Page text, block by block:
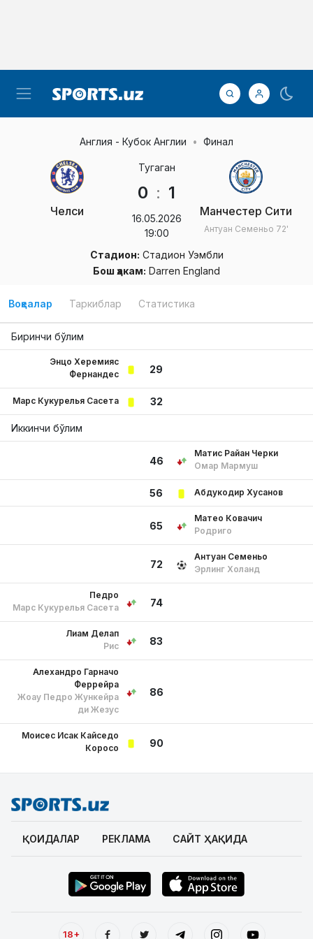
Англия - Кубок Англии Финал
Челси
Тугаган
0 : 1
16.05.2026
19:00
Манчестер Сити
Антуан Семеньо 72'
Стадион: Стадион Уэмбли
Бош ҳакам: Darren England
Воқеалар Таркиблар Статистика
Биринчи бўлим
29
Энцо Херемияс
Фернандес
32
Марс Кукурелья Сасета
Иккинчи бўлим
46
Матис Райан Черки
Омар Мармуш
56 Абдукодир Хусанов
65
Матео Ковачич
Родриго
72
Антуан Семеньо
Эрлинг Холанд
74
Педро
Марс Кукурелья Сасета
83
Лиам Делап
Рис
86
Алехандро Гарначо
Феррейра
Жоау Педро Жункейра
ди Жезус
90
Моисес Исак Кайседо
Коросо
ҚОИДАЛАР РЕКЛАМА САЙТ ҲАҚИДА
18+